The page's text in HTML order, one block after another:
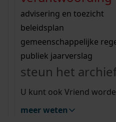
bouwvergunningen
omgevingsvergunningen
vergunningen
beeld en geluid
uitleg nodig?
Wij helpen u op weg met
bekijk alle zoektips
Wij helpen u op weg met
bekijk alle zoektips
bekijk ons
advisering en toezicht
beleidsplan
gemeenschappelijke
publiek jaarverslag
steun het
U kunt ook Vriend
meer weten
Mijn Studiezaal (inloggen)